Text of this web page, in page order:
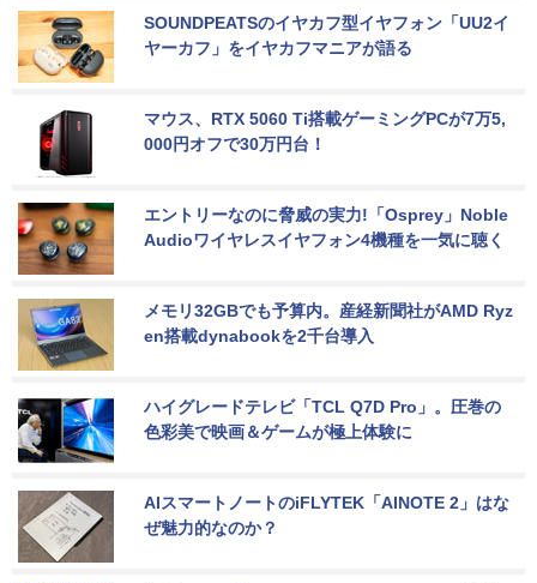
SOUNDPEATSのイヤカフ型イヤフォン「UU2イ
ヤーカフ」をイヤカフマニアが語る
マウス、RTX 5060 Ti搭載ゲーミングPCが7万5,
000円オフで30万円台！
エントリーなのに脅威の実力!「Osprey」Noble
Audioワイヤレスイヤフォン4機種を一気に聴く
メモリ32GBでも予算内。産経新聞社がAMD Ryz
en搭載dynabookを2千台導入
ハイグレードテレビ「TCL Q7D Pro」。圧巻の
色彩美で映画＆ゲームが極上体験に
AIスマートノートのiFLYTEK「AINOTE 2」はな
ぜ魅力的なのか？